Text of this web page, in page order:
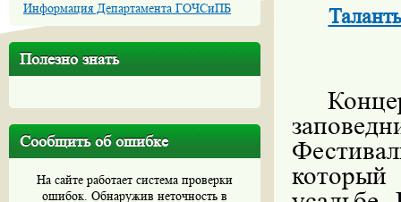
Информация Департамента ГОЧСиПБ
Полезно знать
Сообщить об ошибке
На сайте работает система проверки
ошибок. Обнаружив неточность в